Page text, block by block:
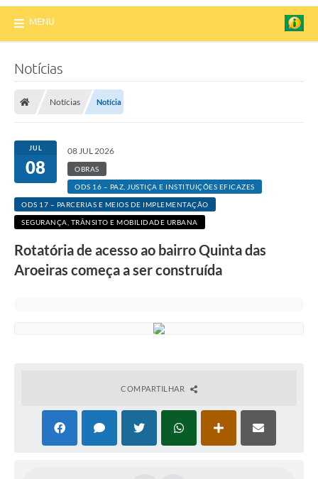
MENU
Notícias
Notícias Notícia
JUL
08
08 JUL 2026
OBRAS
ODS 16 – PAZ, JUSTIÇA E INSTITUIÇÕES EFICAZES
ODS 17 – PARCERIAS E MEIOS DE IMPLEMENTAÇÃO
SEGURANÇA, TRÂNSITO E MOBILIDADE URBANA
Rotatória de acesso ao bairro Quinta das
Aroeiras começa a ser construída
COMPARTILHAR